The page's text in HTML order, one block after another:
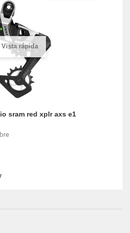
Vista rápida
sram red xplr axs e1